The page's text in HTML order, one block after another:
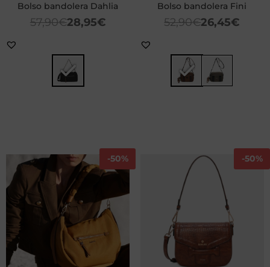
Bolso bandolera Dahlia
57,90€28,95€
Bolso bandolera Fini
52,90€26,45€
-50% -50%